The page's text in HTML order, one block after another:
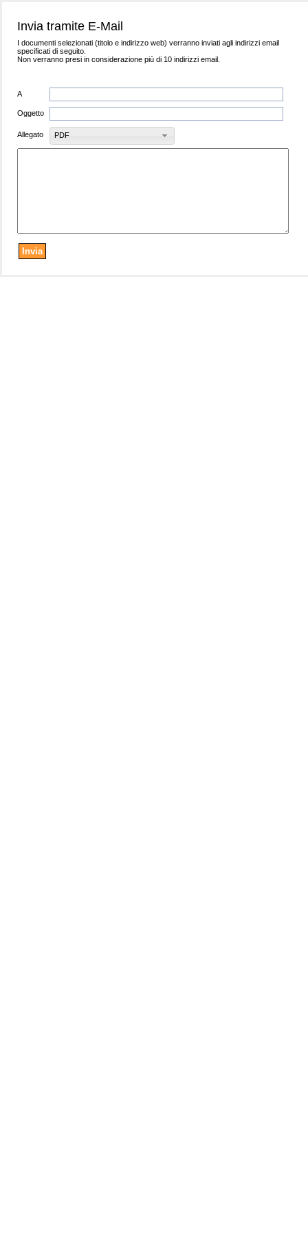
Invia tramite E-Mail
I documenti selezionati (titolo e indirizzo web) verranno inviati agli indirizzi email
specificati di seguito.
Non verranno presi in considerazione più di 10 indirizzi email.
A
Oggetto
Allegato PDF